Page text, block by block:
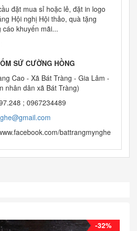
đặt mua sỉ hoặc lẻ, đặt in logo
Hội nghị Hội thảo, quà tặng
khuyến mãi...
SỨ CƯỜNG HỒNG
Cao - Xã Bát Tràng - Gia Lâm -
nhân dân xã Bát Tràng)
; 0967234489
battrangmynghe
-32%